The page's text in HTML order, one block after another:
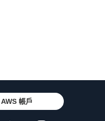
帳戶